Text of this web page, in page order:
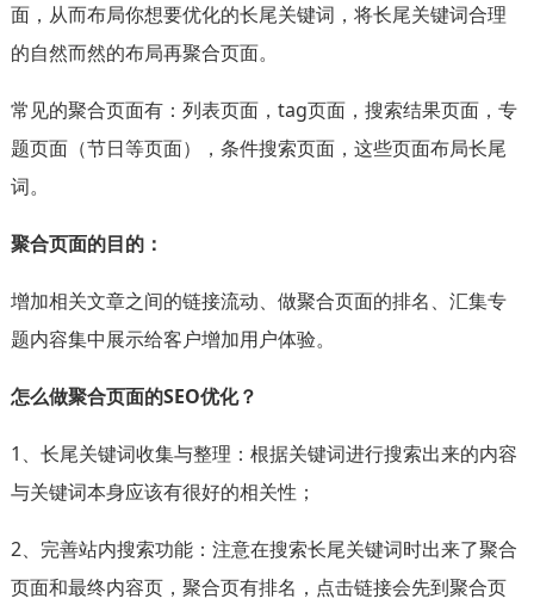
面，从而布局你想要优化的长尾关键词，将长尾关键词合理
的自然而然的布局再聚合页面。
常见的聚合页面有：列表页面，tag页面，搜索结果页面，专
题页面（节日等页面），条件搜索页面，这些页面布局长尾
词。
聚合页面的目的：
增加相关文章之间的链接流动、做聚合页面的排名、汇集专
题内容集中展示给客户增加用户体验。
怎么做聚合页面的SEO优化？
1、长尾关键词收集与整理：根据关键词进行搜索出来的内容
与关键词本身应该有很好的相关性；
2、完善站内搜索功能：注意在搜索长尾关键词时出来了聚合
页面和最终内容页，聚合页有排名，点击链接会先到聚合页